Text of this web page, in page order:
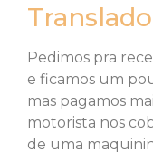
Pedimos pra
e ficamos um
mas pagamos
motorista nos
de uma